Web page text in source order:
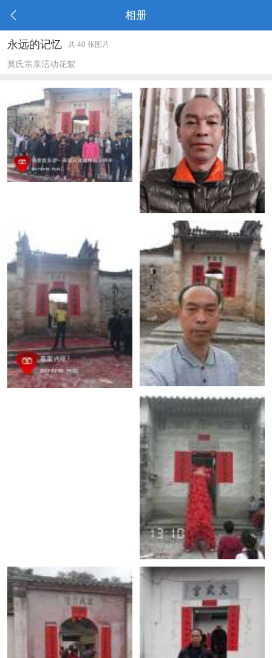
相册
永远的记忆 共 40 张图片
莫氏宗亲活动花絮